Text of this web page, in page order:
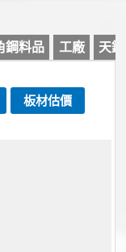
鋼料品 工廠 天鋼
板材估價